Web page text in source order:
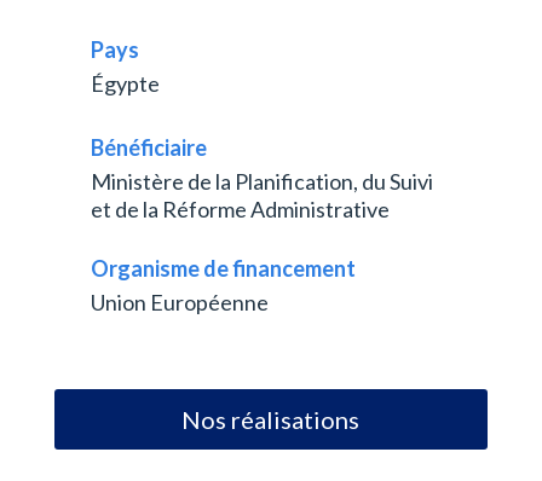
Pays
Égypte
Bénéficiaire
Ministère de la Planification, du Suivi
et de la Réforme Administrative
Organisme de financement
Union Européenne
Nos réalisations